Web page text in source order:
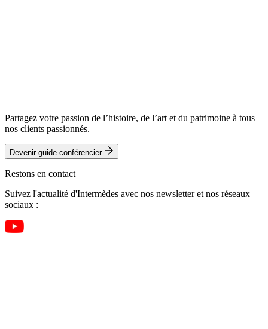
Partagez votre passion de l’histoire, de l’art et du patrimoine à tous
nos clients passionnés.
Devenir guide-conférencier
Restons en contact
Suivez l'actualité d'Intermèdes avec nos newsletter et nos réseaux
sociaux :